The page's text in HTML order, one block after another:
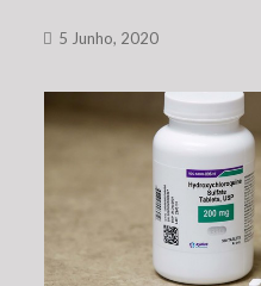
5 Junho, 2020